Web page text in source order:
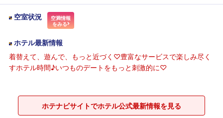
空室状況
空満情報
をみる
ホテル最新情報
着替えて、遊んで、もっと近づく♡豊富なサービスで楽しみ尽く
すホテル時間♪いつものデートをもっと刺激的に♡
ホテナビサイトでホテル公式最新情報を見る